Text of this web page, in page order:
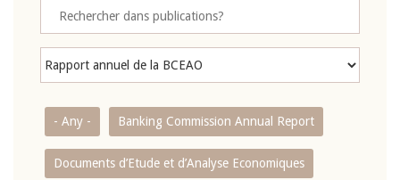
- Any - Banking Commission Annual Report
Documents d’Etude et d’Analyse Economiques